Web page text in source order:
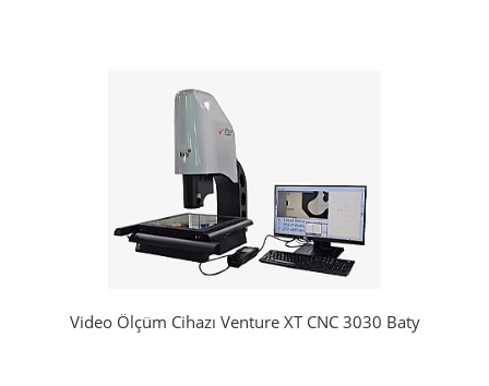
Video Ölçüm Cihazı Venture XT CNC 3030 Baty